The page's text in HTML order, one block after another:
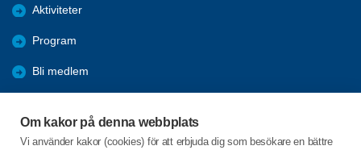
Om kakor på denna webbplats
Vi använder kakor (cookies) för att erbjuda dig som besökare en bättre
Aktiviteter
Program
Bli medlem
Bildgalleri